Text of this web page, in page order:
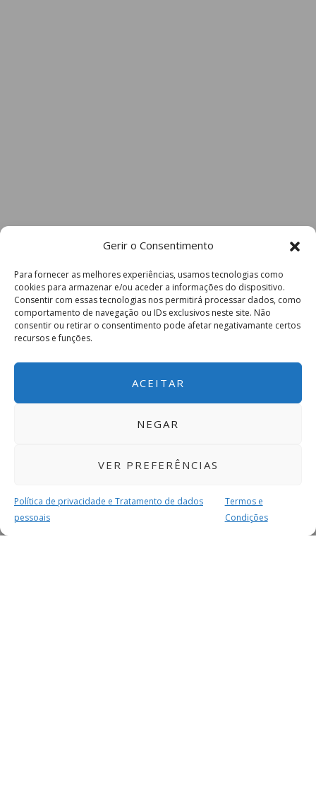
Gerir o Consentimento
Para fornecer as melhores experiências, usamos tecnologias como
cookies para armazenar e/ou aceder a informações do dispositivo.
Consentir com essas tecnologias nos permitirá processar dados, como
comportamento de navegação ou IDs exclusivos neste site. Não
consentir ou retirar o consentimento pode afetar negativamante certos
recursos e funções.
ACEITAR
NEGAR
VER PREFERÊNCIAS
Política de privacidade e Tratamento de dados
pessoais
Termos e
Condições